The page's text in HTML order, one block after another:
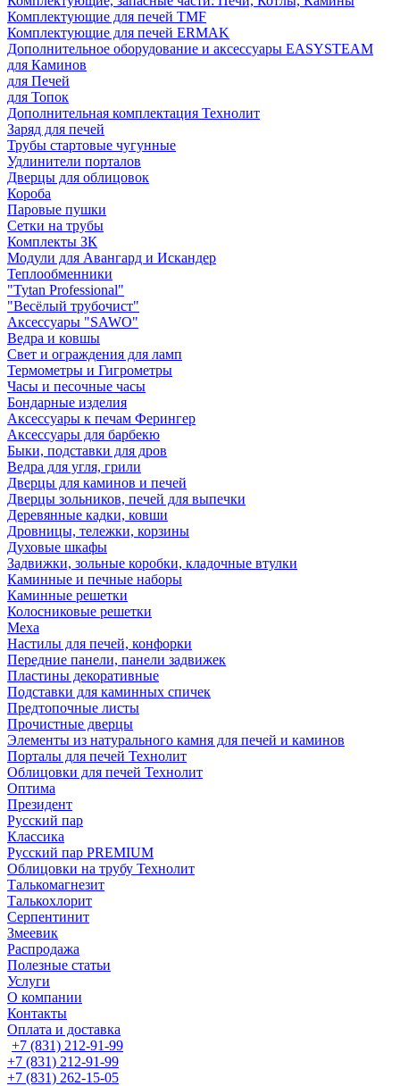
Комплектующие для печей TMF
Комплектующие для печей ERMAK
Дополнительное оборудование и аксессуары EASYSTEAM
для Каминов
для Печей
для Топок
Дополнительная комплектация Технолит
Заряд для печей
Трубы стартовые чугунные
Удлинители порталов
Дверцы для облицовок
Короба
Паровые пушки
Сетки на трубы
Комплекты ЗК
Модули для Авангард и Искандер
Теплообменники
"Tytan Professional"
"Весёлый трубочист"
Аксессуары "SAWO"
Ведра и ковшы
Свет и ограждения для ламп
Термометры и Гигрометры
Часы и песочные часы
Бондарные изделия
Аксессуары к печам Ферингер
Аксессуары для барбекю
Быки, подставки для дров
Ведра для угля, грили
Дверцы для каминов и печей
Дверцы зольников, печей для выпечки
Деревянные кадки, ковши
Дровницы, тележки, корзины
Духовые шкафы
Задвижки, зольные коробки, кладочные втулки
Каминные и печные наборы
Каминные решетки
Колосниковые решетки
Меха
Настилы для печей, конфорки
Передние панели, панели задвижек
Пластины декоративные
Подставки для каминных спичек
Предтопочные листы
Прочистные дверцы
Элементы из натурального камня для печей и каминов
Порталы для печей Технолит
Облицовки для печей Технолит
Оптима
Президент
Русский пар
Классика
Русский пар PREMIUM
Облицовки на трубу Технолит
Талькомагнезит
Талькохлорит
Серпентинит
Змеевик
Распродажа
Полезные статьи
Услуги
О компании
Контакты
Оплата и доставка
+7 (831) 212-91-99
+7 (831) 212-91-99
+7 (831) 262-15-05